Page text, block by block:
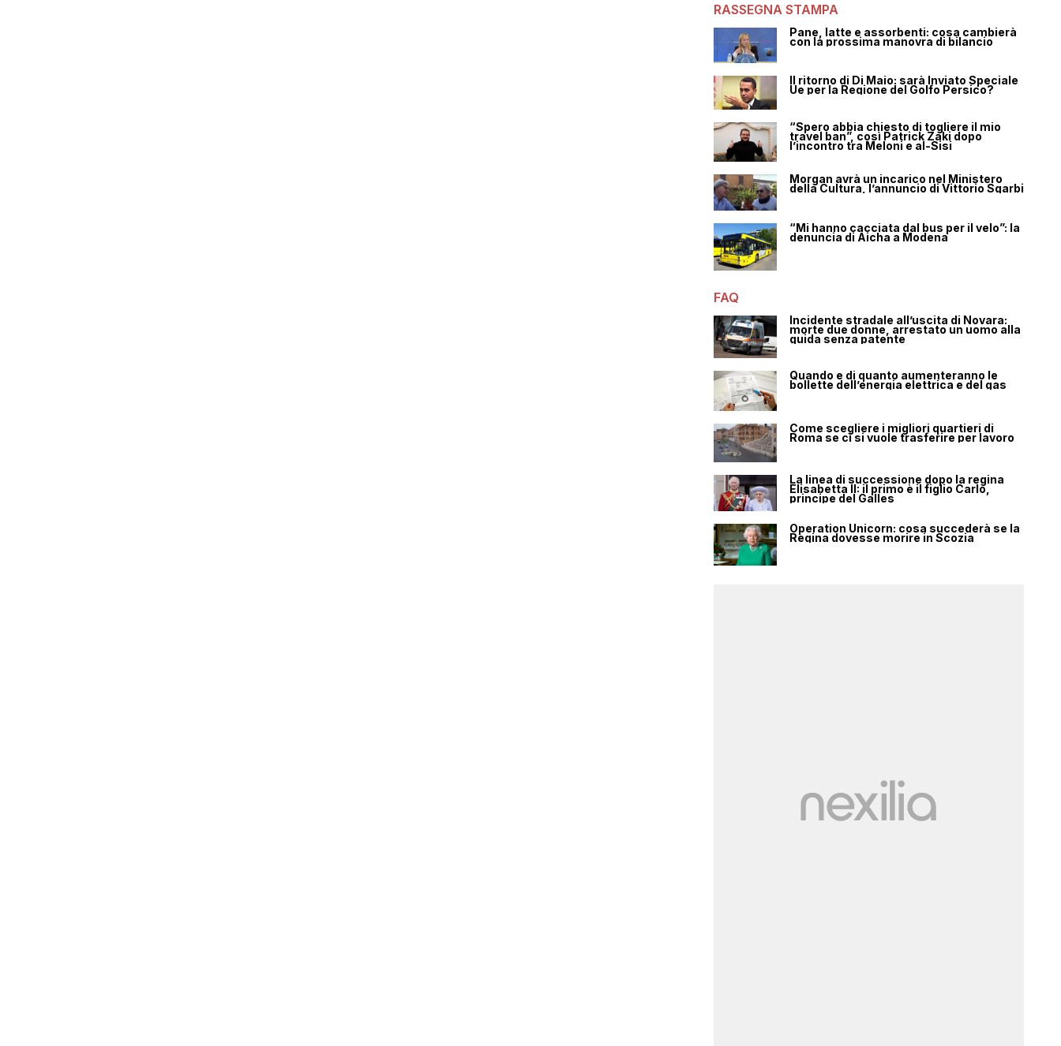
RASSEGNA STAMPA
Pane, latte e assorbenti: cosa cambierà
con la prossima manovra di bilancio
Il ritorno di Di Maio: sarà Inviato Speciale
Ue per la Regione del Golfo Persico?
“Spero abbia chiesto di togliere il mio
travel ban”, così Patrick Zaki dopo
l’incontro tra Meloni e al-Sisi
Morgan avrà un incarico nel Ministero
della Cultura, l’annuncio di Vittorio Sgarbi
“Mi hanno cacciata dal bus per il velo”: la
denuncia di Aicha a Modena
FAQ
Incidente stradale all’uscita di Novara:
morte due donne, arrestato un uomo alla
guida senza patente
Quando e di quanto aumenteranno le
bollette dell’energia elettrica e del gas
Come scegliere i migliori quartieri di
Roma se ci si vuole trasferire per lavoro
La linea di successione dopo la regina
Elisabetta II: il primo è il figlio Carlo,
principe del Galles
Operation Unicorn: cosa succederà se la
Regina dovesse morire in Scozia